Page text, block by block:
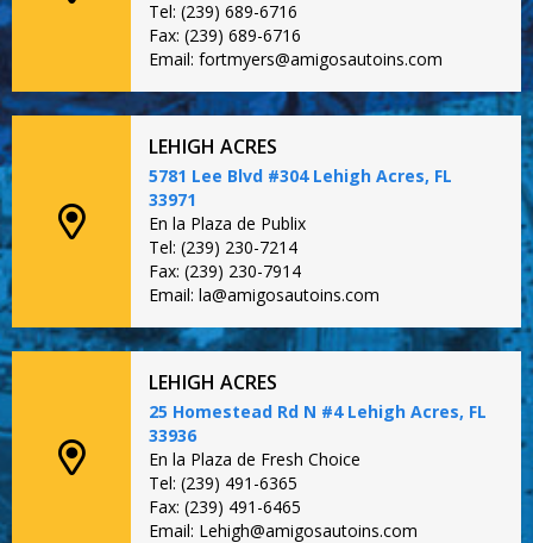
Tel: (239) 689-6716
Fax: (239) 689-6716
Email: fortmyers@amigosautoins.com
LEHIGH ACRES
5781 Lee Blvd #304 Lehigh Acres, FL
33971
En la Plaza de Publix
Tel: (239) 230-7214
Fax: (239) 230-7914
Email: la@amigosautoins.com
LEHIGH ACRES
25 Homestead Rd N #4 Lehigh Acres, FL
33936
En la Plaza de Fresh Choice
Tel: (239) 491-6365
Fax: (239) 491-6465
Email: Lehigh@amigosautoins.com